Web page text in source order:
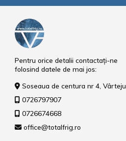
Pentru orice detalii contactați-ne
folosind datele de mai jos:
Soseaua de centura nr 4, Vârteju
0726797907
0726674668
office@totalfrig.ro